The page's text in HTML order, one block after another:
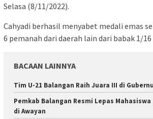
Selasa (8/11/2022).
Cahyadi berhasil menyabet medali emas
6 pemanah dari daerah lain dari babak 1/
BACAAN LAINNYA
Tim U-21 Balangan Raih Juara III di
Pemkab Balangan Resmi Lepas Mahasiswa
di Awayan